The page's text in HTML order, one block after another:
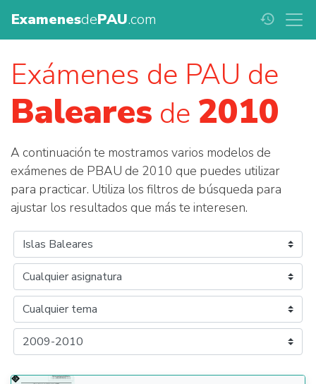
ExamenesdePAU.com history
Exámenes de PAU de
Baleares de 2010
A continuación te mostramos varios modelos de
exámenes de PBAU de 2010 que puedes utilizar
para practicar. Utiliza los filtros de búsqueda para
ajustar los resultados que más te interesen.